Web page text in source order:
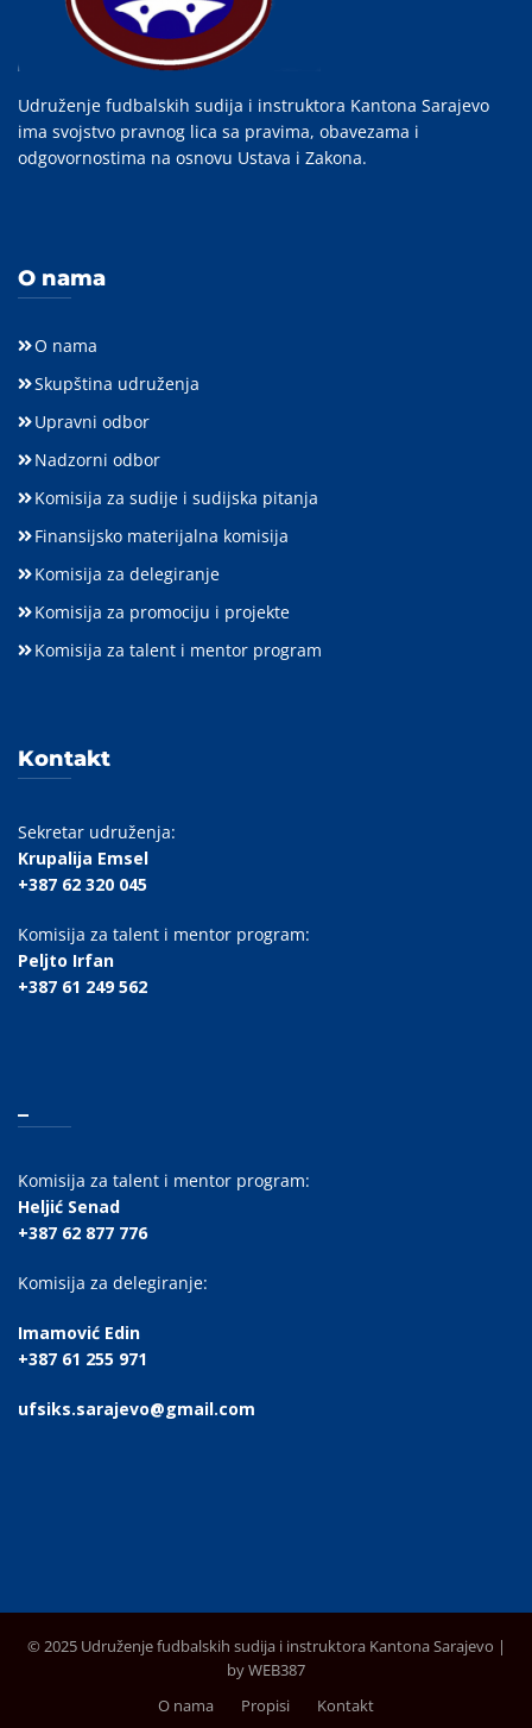
Udruženje fudbalskih sudija i instruktora Kantona Sarajevo
ima svojstvo pravnog lica sa pravima, obavezama i
odgovornostima na osnovu Ustava i Zakona.
O nama
O nama
Skupština udruženja
Upravni odbor
Nadzorni odbor
Komisija za sudije i sudijska pitanja
Finansijsko materijalna komisija
Komisija za delegiranje
Komisija za promociju i projekte
Komisija za talent i mentor program
Kontakt
Sekretar udruženja:
Krupalija Emsel
+387 62 320 045
Komisija za talent i mentor program:
Peljto Irfan
+387 61 249 562
Komisija za talent i mentor program:
Heljić Senad
+387 62 877 776
Komisija za delegiranje:
Imamović Edin
+387 61 255 971
ufsiks.sarajevo@gmail.com
© 2025 Udruženje fudbalskih sudija i instruktora Kantona Sarajevo |
by WEB387
O nama
Propisi Kontakt